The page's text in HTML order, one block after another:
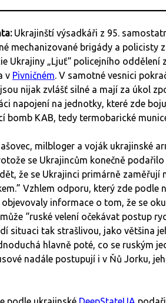
Ukrajinští výsadkáři z 95.
mechanizované brigády a policisty
Ukrajiny „Ljuť“ policejního oddělení
v Pivničném. V samotné vesnici
nijak zvlášť silné a mají za úkol
napojení na jednotky, které zde
bomb KAB, tedy termobarické
milbloger a voják ukrajinské
se Ukrajincům konečně
že se Ukrajinci primárně
Vzhlem odporu, který zde
objevovaly informace o tom, že se
“ruské velení očekávat postup
situaci tak strašlivou, jako většina
hlavně poté, co se ruským
nadále postupují i v Ňů Jorku,